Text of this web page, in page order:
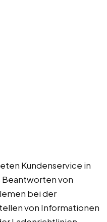
Kundenservice in
Beantworten von
bei der
von Informationen